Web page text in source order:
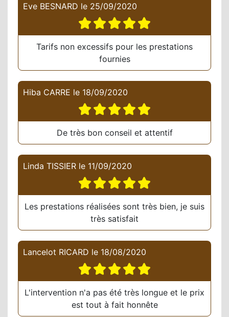
Eve BESNARD le 25/09/2020
Tarifs non excessifs pour les prestations
fournies
Hiba CARRE le 18/09/2020
De très bon conseil et attentif
Linda TISSIER le 11/09/2020
Les prestations réalisées sont très bien, je suis
très satisfait
Lancelot RICARD le 18/08/2020
L'intervention n'a pas été très longue et le prix
est tout à fait honnête